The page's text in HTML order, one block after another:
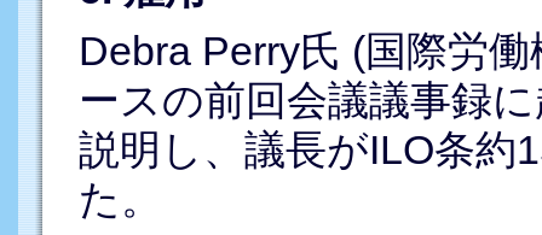
Debra Perry氏 (国際労
ースの前回会議議事録
説明し、議長がILO条約
た。